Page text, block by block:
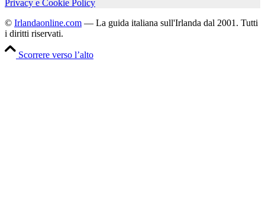
Privacy e Cookie Policy
© Irlandaonline.com — La guida italiana sull'Irlanda dal 2001. Tutti
i diritti riservati.
Scorrere verso l’alto